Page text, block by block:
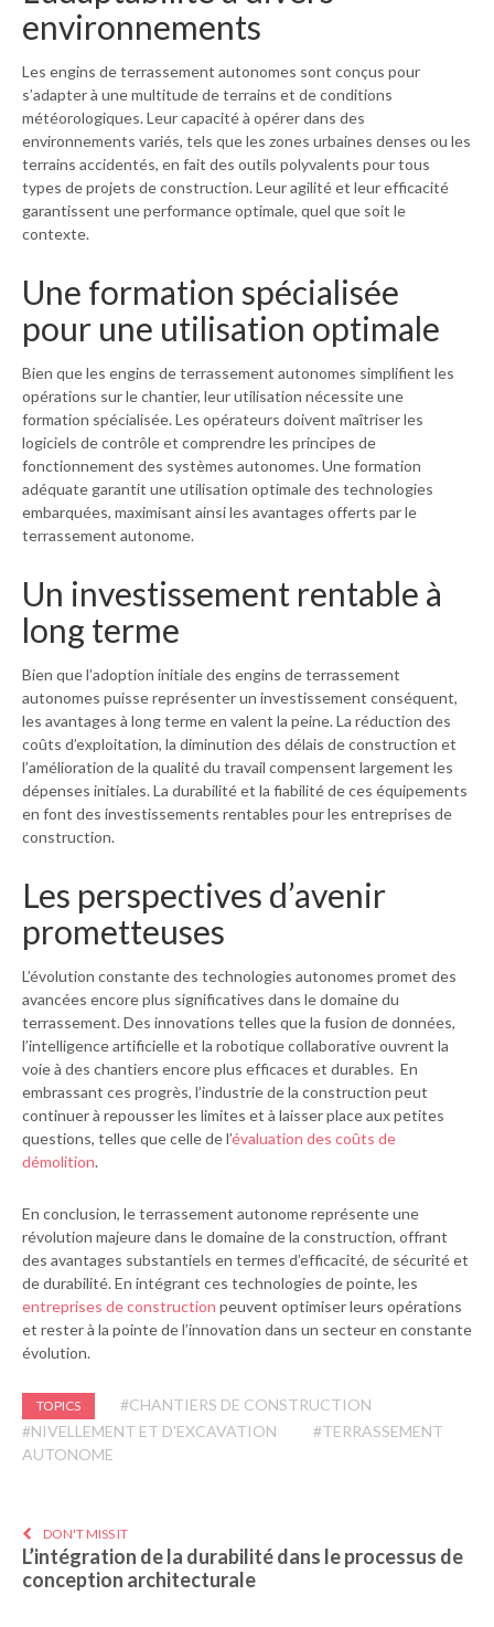
environnements
Les engins de terrassement autonomes sont conçus pour
s’adapter à une multitude de terrains et de conditions
météorologiques. Leur capacité à opérer dans des
environnements variés, tels que les zones urbaines denses ou les
terrains accidentés, en fait des outils polyvalents pour tous
types de projets de construction. Leur agilité et leur efficacité
garantissent une performance optimale, quel que soit le
contexte.
Une formation spécialisée
pour une utilisation optimale
Bien que les engins de terrassement autonomes simplifient les
opérations sur le chantier, leur utilisation nécessite une
formation spécialisée. Les opérateurs doivent maîtriser les
logiciels de contrôle et comprendre les principes de
fonctionnement des systèmes autonomes. Une formation
adéquate garantit une utilisation optimale des technologies
embarquées, maximisant ainsi les avantages offerts par le
terrassement autonome.
Un investissement rentable à
long terme
Bien que l’adoption initiale des engins de terrassement
autonomes puisse représenter un investissement conséquent,
les avantages à long terme en valent la peine. La réduction des
coûts d’exploitation, la diminution des délais de construction et
l’amélioration de la qualité du travail compensent largement les
dépenses initiales. La durabilité et la fiabilité de ces équipements
en font des investissements rentables pour les entreprises de
construction.
Les perspectives d’avenir
prometteuses
L’évolution constante des technologies autonomes promet des
avancées encore plus significatives dans le domaine du
terrassement. Des innovations telles que la fusion de données,
l’intelligence artificielle et la robotique collaborative ouvrent la
voie à des chantiers encore plus efficaces et durables. En
embrassant ces progrès, l’industrie de la construction peut
continuer à repousser les limites et à laisser place aux petites
questions, telles que celle de l’évaluation des coûts de
démolition.
En conclusion, le terrassement autonome représente une
révolution majeure dans le domaine de la construction, offrant
des avantages substantiels en termes d’efficacité, de sécurité et
de durabilité. En intégrant ces technologies de pointe, les
entreprises de construction peuvent optimiser leurs opérations
et rester à la pointe de l’innovation dans un secteur en constante
évolution.
TOPICS
#CHANTIERS DE CONSTRUCTION
#NIVELLEMENT ET D'EXCAVATION
#TERRASSEMENT
AUTONOME
DON'T MISS IT
L’intégration de la durabilité dans le processus de
conception architecturale